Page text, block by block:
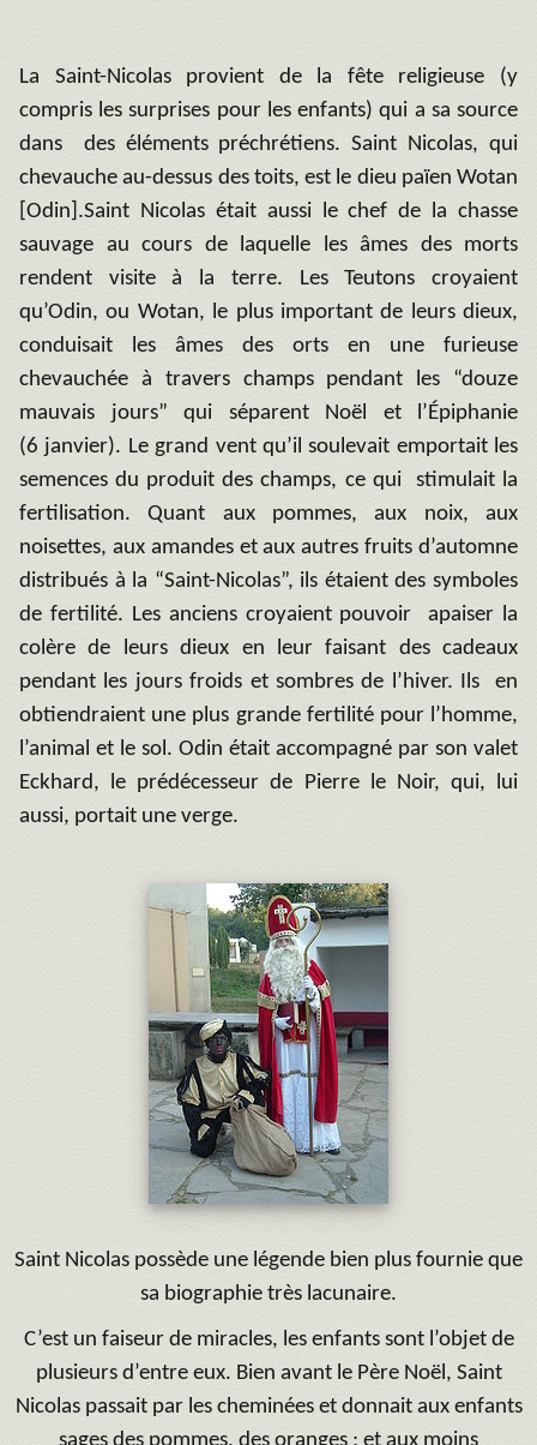
La Saint-Nicolas provient de la fête religieuse (y
compris les surprises pour les enfants) qui a sa source
dans des éléments préchrétiens. Saint Nicolas, qui
chevauche au-dessus des toits, est le dieu païen Wotan
[Odin].Saint Nicolas était aussi le chef de la chasse
sauvage au cours de laquelle les âmes des morts
rendent visite à la terre. Les Teutons croyaient
qu’Odin, ou Wotan, le plus important de leurs dieux,
conduisait les âmes des orts en une furieuse
chevauchée à travers champs pendant les “douze
mauvais jours” qui séparent Noël et l’Épiphanie
(6 janvier). Le grand vent qu’il soulevait emportait les
semences du produit des champs, ce qui stimulait la
fertilisation. Quant aux pommes, aux noix, aux
noisettes, aux amandes et aux autres fruits d’automne
distribués à la “Saint-Nicolas”, ils étaient des symboles
de fertilité. Les anciens croyaient pouvoir apaiser la
colère de leurs dieux en leur faisant des cadeaux
pendant les jours froids et sombres de l’hiver. Ils en
obtiendraient une plus grande fertilité pour l’homme,
l’animal et le sol. Odin était accompagné par son valet
Eckhard, le prédécesseur de Pierre le Noir, qui, lui
aussi, portait une verge.
Saint Nicolas possède une légende bien plus fournie que
sa biographie très lacunaire.
C’est un faiseur de miracles, les enfants sont l’objet de
plusieurs d’entre eux. Bien avant le Père Noël, Saint
Nicolas passait par les cheminées et donnait aux enfants